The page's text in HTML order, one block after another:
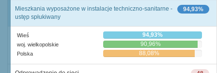
94,93%
Mieszkania wyposażone w instalacje techniczno-sanitarne -
ustęp spłukiwany
Wieś 94,93%
woj. wielkopolskie 90,96%
Polska 88,08%